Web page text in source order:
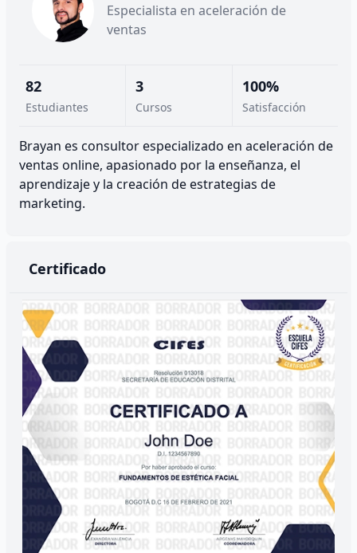
Especialista en aceleración de
ventas
82
Estudiantes
3
Cursos
100%
Satisfacción
Brayan es consultor especializado en aceleración de
ventas online, apasionado por la enseñanza, el
aprendizaje y la creación de estrategias de
marketing.
Certificado